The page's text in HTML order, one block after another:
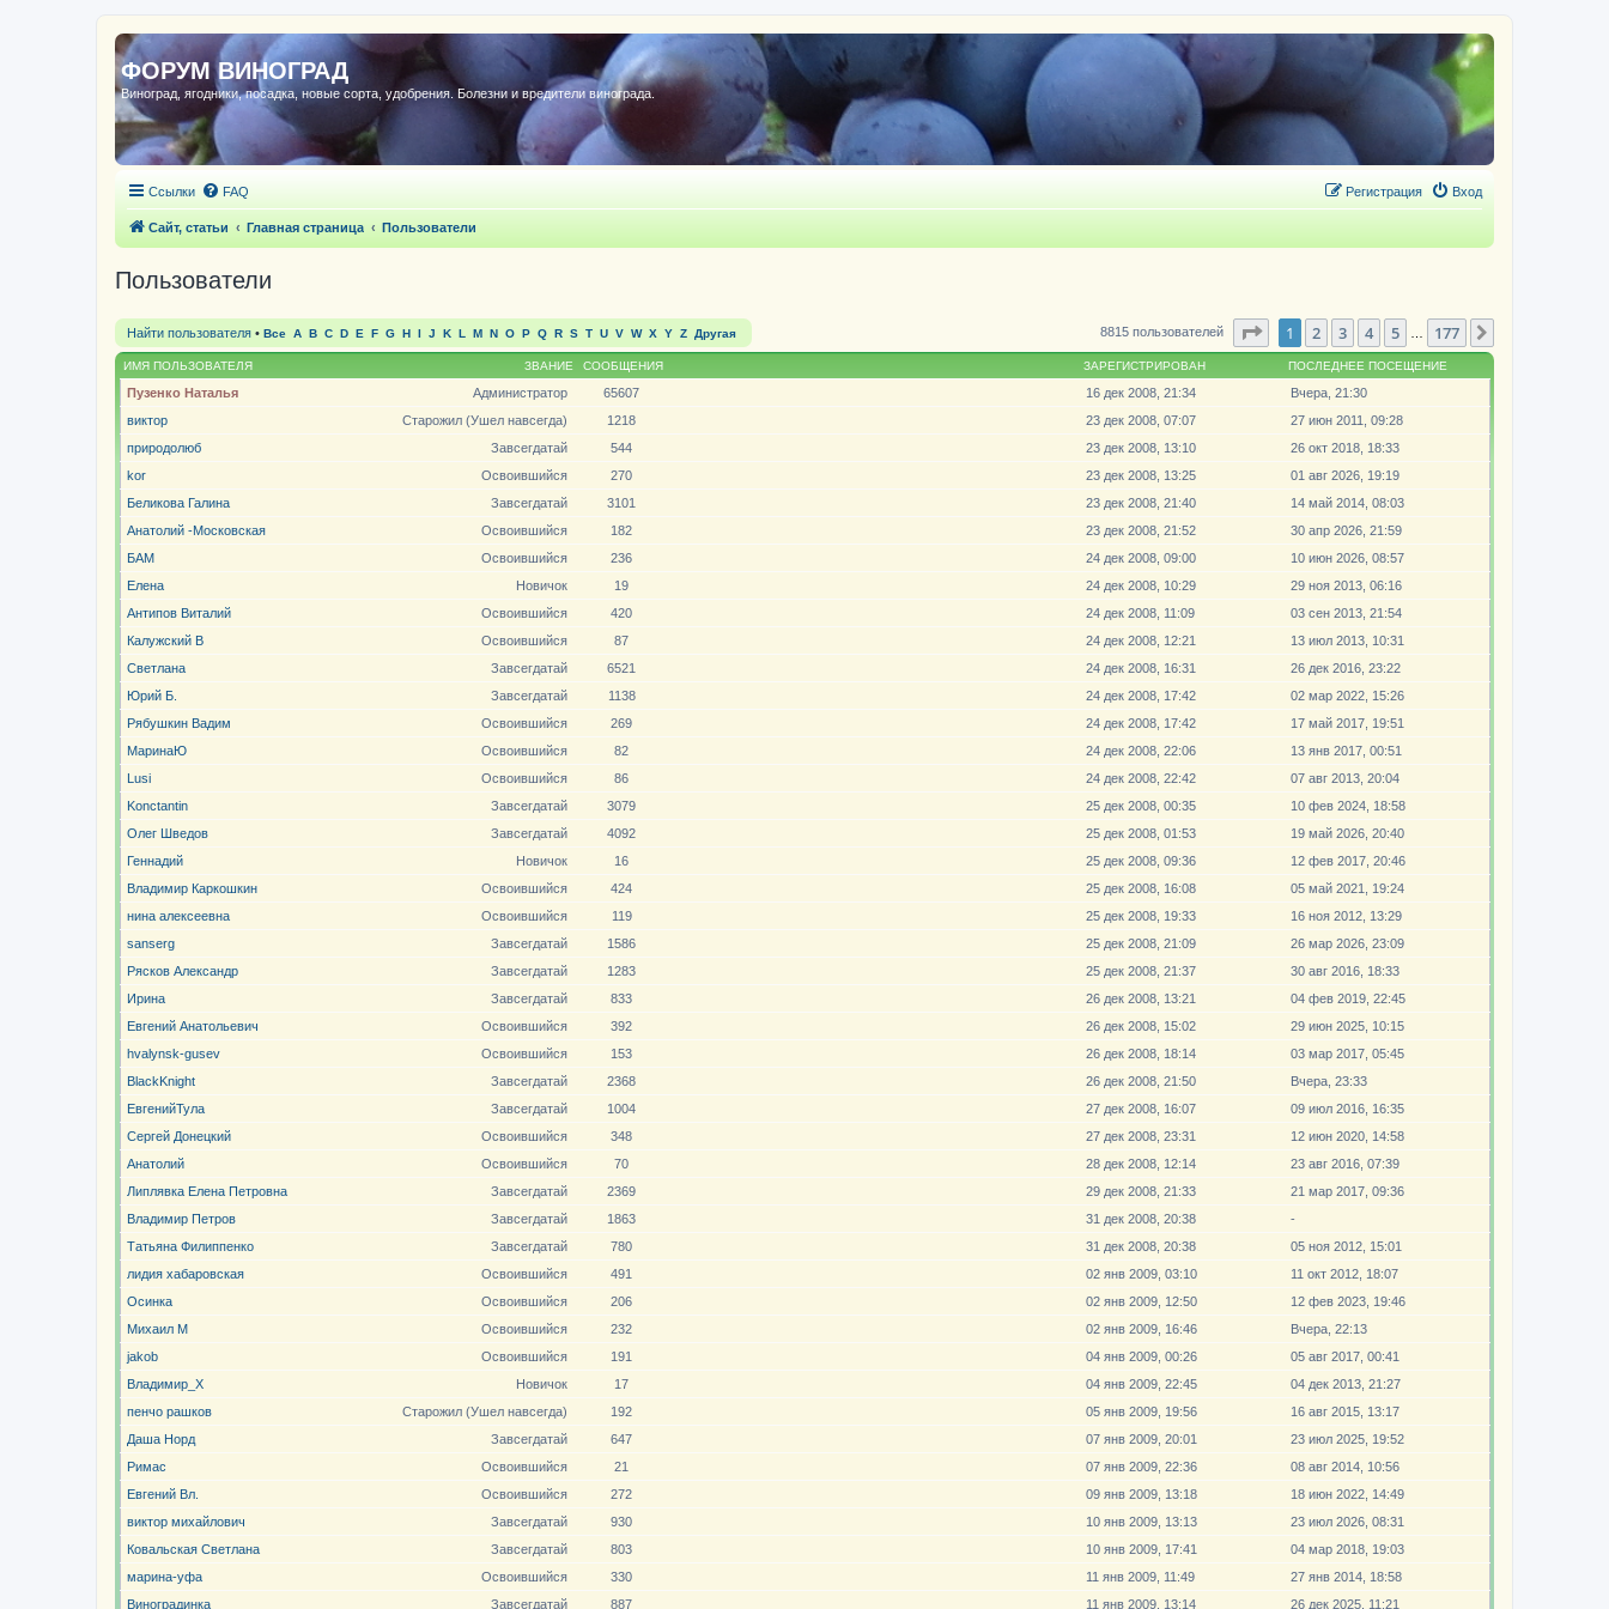
ФОРУМ ВИНОГРАД
Виноград, ягодники, посадка, новые сорта, удобрения. Болезни и вредители винограда.
Ссылки FAQ Вход
Регистрация
Сайт, статьи Главная страница Пользователи
Пользователи
Найти пользователя • Все A B C D E F G H I J K L M N O P Q R S T U V W X Y Z Другая 8815 пользователей Страница1 из 177
1 2 3 4 5 177
ЗВАНИЕ
ИМЯ ПОЛЬЗОВАТЕЛЯ СООБЩЕНИЯ ЗАРЕГИСТРИРОВАН ПОСЛЕДНЕЕ ПОСЕЩЕНИЕ
Администратор
Пузенко Наталья 65607 16 дек 2008, 21:34
Вчера, 21:30
Старожил (Ушел навсегда)
виктор 1218 23 дек 2008, 07:07
27 июн 2011, 09:28
Завсегдатай
природолюб 544 23 дек 2008, 13:10
26 окт 2018, 18:33
Освоившийся
kor 270 23 дек 2008, 13:25
01 авг 2026, 19:19
Завсегдатай
Беликова Галина 3101 23 дек 2008, 21:40
14 май 2014, 08:03
Освоившийся
Анатолий -Московская 182 23 дек 2008, 21:52
30 апр 2026, 21:59
Освоившийся
БАМ 236 24 дек 2008, 09:00
10 июн 2026, 08:57
Новичoк
Елена 19 24 дек 2008, 10:29
29 ноя 2013, 06:16
Освоившийся
Антипов Виталий 420 24 дек 2008, 11:09
03 сен 2013, 21:54
Освоившийся
Калужский В 87 24 дек 2008, 12:21
13 июл 2013, 10:31
Завсегдатай
Светлана 6521 24 дек 2008, 16:31
26 дек 2016, 23:22
Завсегдатай
Юрий Б. 1138 24 дек 2008, 17:42
02 мар 2022, 15:26
Освоившийся
Рябушкин Вадим 269 24 дек 2008, 17:42
17 май 2017, 19:51
Освоившийся
МаринаЮ 82 24 дек 2008, 22:06
13 янв 2017, 00:51
Освоившийся
Lusi 86 24 дек 2008, 22:42
07 авг 2013, 20:04
Завсегдатай
Konctantin 3079 25 дек 2008, 00:35
10 фев 2024, 18:58
Завсегдатай
Олег Шведов 4092 25 дек 2008, 01:53
19 май 2026, 20:40
Новичoк
Геннадий 16 25 дек 2008, 09:36
12 фев 2017, 20:46
Освоившийся
Владимир Каркошкин 424 25 дек 2008, 16:08
05 май 2021, 19:24
Освоившийся
нина алексеевна 119 25 дек 2008, 19:33
16 ноя 2012, 13:29
Завсегдатай
sanserg 1586 25 дек 2008, 21:09
26 мар 2026, 23:09
Завсегдатай
Рясков Александр 1283 25 дек 2008, 21:37
30 авг 2016, 18:33
Завсегдатай
Ирина 833 26 дек 2008, 13:21
04 фев 2019, 22:45
Освоившийся
Евгений Анатольевич 392 26 дек 2008, 15:02
29 июн 2025, 10:15
Освоившийся
hvalynsk-gusev 153 26 дек 2008, 18:14
03 мар 2017, 05:45
Завсегдатай
BlackKnight 2368 26 дек 2008, 21:50
Вчера, 23:33
Завсегдатай
ЕвгенийТула 1004 27 дек 2008, 16:07
09 июл 2016, 16:35
Освоившийся
Сергей Донецкий 348 27 дек 2008, 23:31
12 июн 2020, 14:58
Освоившийся
Анатолий 70 28 дек 2008, 12:14
23 авг 2016, 07:39
Завсегдатай
Липлявка Елена Петровна 2369 29 дек 2008, 21:33
21 мар 2017, 09:36
Завсегдатай
Владимир Петров 1863 31 дек 2008, 20:38
-
Завсегдатай
Татьяна Филиппенко 780 31 дек 2008, 20:38
05 ноя 2012, 15:01
Освоившийся
лидия хабаровская 491 02 янв 2009, 03:10
11 окт 2012, 18:07
Освоившийся
Осинка 206 02 янв 2009, 12:50
12 фев 2023, 19:46
Освоившийся
Михаил М 232 02 янв 2009, 16:46
Вчера, 22:13
Освоившийся
jakob 191 04 янв 2009, 00:26
05 авг 2017, 00:41
Новичoк
Владимир_X 17 04 янв 2009, 22:45
04 дек 2013, 21:27
Старожил (Ушел навсегда)
пенчо рашков 192 05 янв 2009, 19:56
16 авг 2015, 13:17
Завсегдатай
Даша Норд 647 07 янв 2009, 20:01
23 июл 2025, 19:52
Освоившийся
Римас 21 07 янв 2009, 22:36
08 авг 2014, 10:56
Освоившийся
Евгений Вл. 272 09 янв 2009, 13:18
18 июн 2022, 14:49
Завсегдатай
виктор михайлович 930 10 янв 2009, 13:13
23 июл 2026, 08:31
Завсегдатай
Ковальская Светлана 803 10 янв 2009, 17:41
04 мар 2018, 19:03
Освоившийся
марина-уфа 330 11 янв 2009, 11:49
27 янв 2014, 18:58
Завсегдатай
Виноградинка 887 11 янв 2009, 13:14 26 дек 2025, 11:21